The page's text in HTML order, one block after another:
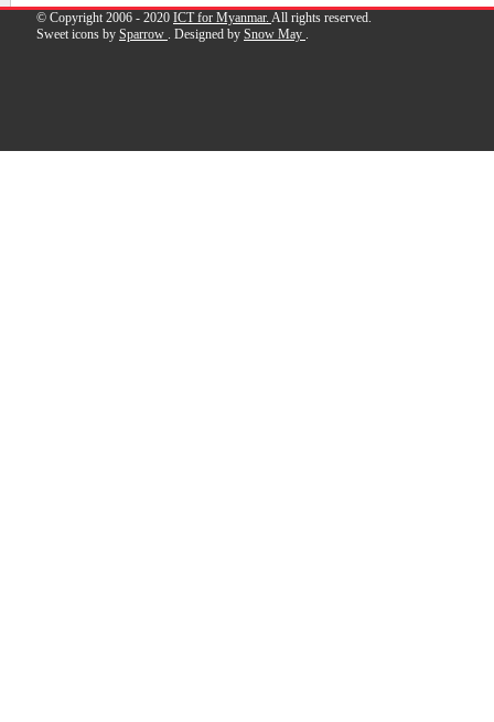
© Copyright 2006 - 2020 ICT for Myanmar. All rights reserved.
Sweet icons by Sparrow . Designed by Snow May .